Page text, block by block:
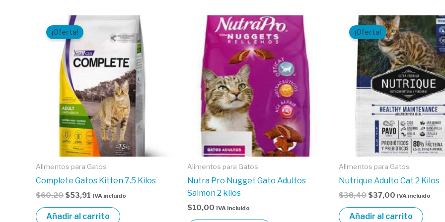
¡Oferta!
Alimentos para Gatos
Complete Gatos Kitten 7.5 Kilos
$60,20
El
precio
original
era:
$60,20.
$53,91
actual
$53,91.
IVA incluido
Añadir al carrito
Alimentos para Gatos
Nutra Pro Nugget Gato Adultos
Salmon 2 kilos
$10,00 IVA incluido
¡Oferta!
Alimentos para Gatos
Nutrique Adulto Cat 2 Kilos
$38,40
El
precio
original
era:
$38,40.
$37,00
El
precio
actual
es:
$37,00.
IVA incluido
Añadir al carrito